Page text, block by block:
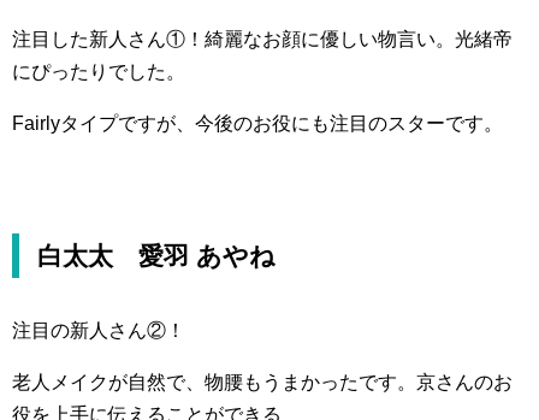
注目した新人さん①！綺麗なお顔に優しい物言い。光緒帝
にぴったりでした。
Fairlyタイプですが、今後のお役にも注目のスターです。
白太太 愛羽 あやね
注目の新人さん②！
老人メイクが自然で、物腰もうまかったです。京さんのお
役を上手に伝えることができる